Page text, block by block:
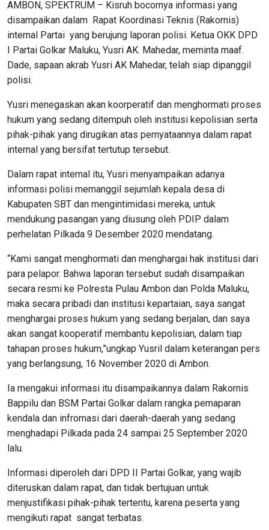
AMBON, SPEKTRUM – Kisruh bocornya informasi yang
disampaikan dalam Rapat Koordinasi Teknis (Rakornis)
internal Partai yang berujung laporan polisi. Ketua OKK DPD
I Partai Golkar Maluku, Yusri AK. Mahedar, meminta maaf.
Dade, sapaan akrab Yusri AK Mahedar, telah siap dipanggil
polisi.
Yusri menegaskan akan koorperatif dan menghormati proses
hukum yang sedang ditempuh oleh institusi kepolisian serta
pihak-pihak yang dirugikan atas pernyataannya dalam rapat
internal yang bersifat tertutup tersebut.
Dalam rapat internal itu, Yusri menyampaikan adanya
informasi polisi memanggil sejumlah kepala desa di
Kabupaten SBT dan mengintimidasi mereka, untuk
mendukung pasangan yang diusung oleh PDIP dalam
perhelatan Pilkada 9 Desember 2020 mendatang.
“Kami sangat menghormati dan menghargai hak institusi dari
para pelapor. Bahwa laporan tersebut sudah disampaikan
secara resmi ke Polresta Pulau Ambon dan Polda Maluku,
maka secara pribadi dan institusi kepartaian, saya sangat
menghargai proses hukum yang sedang berjalan, dan saya
akan sangat kooperatif membantu kepolisian, dalam tiap
tahapan proses hukum,”ungkap Yusril dalam keterangan pers
yang berlangsung, 16 November 2020 di Ambon.
Ia mengakui informasi itu disampaikannya dalam Rakornis
Bappilu dan BSM Partai Golkar dalam rangka pemaparan
kendala dan infromasi dari daerah-daerah yang sedang
menghadapi Pilkada pada 24 sampai 25 September 2020
lalu.
Informasi diperoleh dari DPD II Partai Golkar, yang wajib
diteruskan dalam rapat, dan tidak bertujuan untuk
menjustifikasi pihak-pihak tertentu, karena peserta yang
mengikuti rapat sangat terbatas.